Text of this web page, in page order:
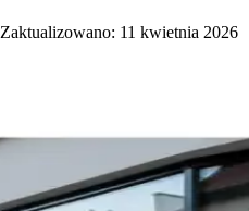
Zaktualizowano: 11 kwietnia 2026